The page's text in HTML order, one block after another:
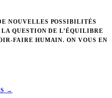
NOUVELLES POSSIBILITÉS
QUESTION DE L’ÉQUILIBRE
FAIRE HUMAIN. ON VOUS EN
→